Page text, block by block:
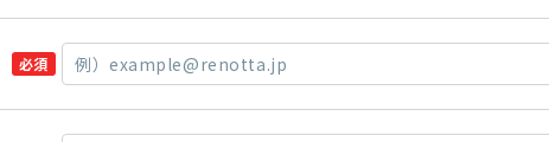
必須